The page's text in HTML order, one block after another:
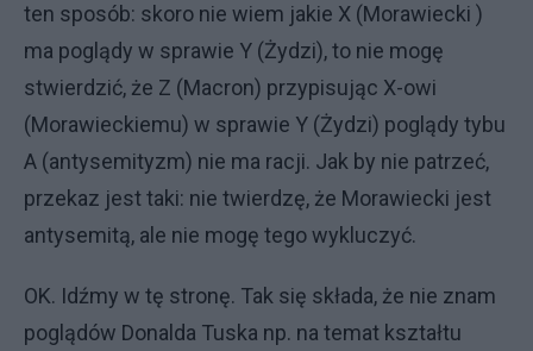
ten sposób: skoro nie wiem jakie X (Morawiecki )
ma poglądy w sprawie Y (Żydzi), to nie mogę
stwierdzić, że Z (Macron) przypisując X-owi
(Morawieckiemu) w sprawie Y (Żydzi) poglądy tybu
A (antysemityzm) nie ma racji. Jak by nie patrzeć,
przekaz jest taki: nie twierdzę, że Morawiecki jest
antysemitą, ale nie mogę tego wykluczyć.
OK. Idźmy w tę stronę. Tak się składa, że nie znam
poglądów Donalda Tuska np. na temat kształtu